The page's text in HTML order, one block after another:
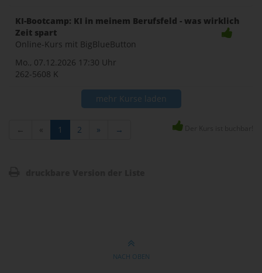
KI-Bootcamp: KI in meinem Berufsfeld - was wirklich
Zeit spart
Online-Kurs mit BigBlueButton
Mo., 07.12.2026 17:30 Uhr
262-5608 K
mehr Kurse laden
← « 1 2 » →
NACH OBEN